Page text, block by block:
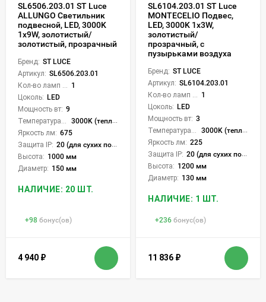
SL6506.203.01 ST Luce
ALLUNGO Светильник
подвесной, LED, 3000K
1х9W, золотистый/
золотистый, прозрачный
Бренд: ST LUCE
Артикул: SL6506.203.01
1
Цоколь: LED
Мощность вт: 9
3000K (теплый)
Яркость лм: 675
Защита IP: 20 (для сухих пом.)
Высота: 1000 мм
Диаметр: 150 мм
НАЛИЧИЕ: 20 ШТ.
+98 бонус(ов)
4 940 ₽
SL6104.203.01 ST Luce
MONTECELIO Подвес,
LED, 3000K 1х3W,
золотистый/
прозрачный, с
пузырьками воздуха
Бренд: ST LUCE
Артикул: SL6104.203.01
1
Цоколь: LED
Мощность вт: 3
3000K (теплый)
Яркость лм: 225
Защита IP: 20 (для сухих пом.)
Высота: 1200 мм
Диаметр: 130 мм
НАЛИЧИЕ: 1 ШТ.
+236 бонус(ов)
11 836 ₽